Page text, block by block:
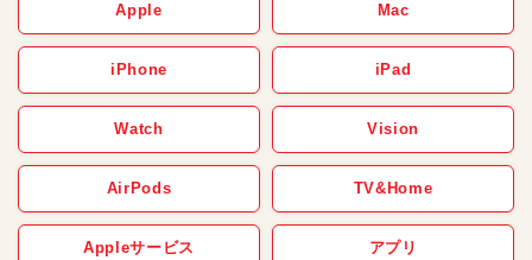
Apple Mac
iPhone iPad
Watch Vision
AirPods TV&Home
Appleサービス アプリ